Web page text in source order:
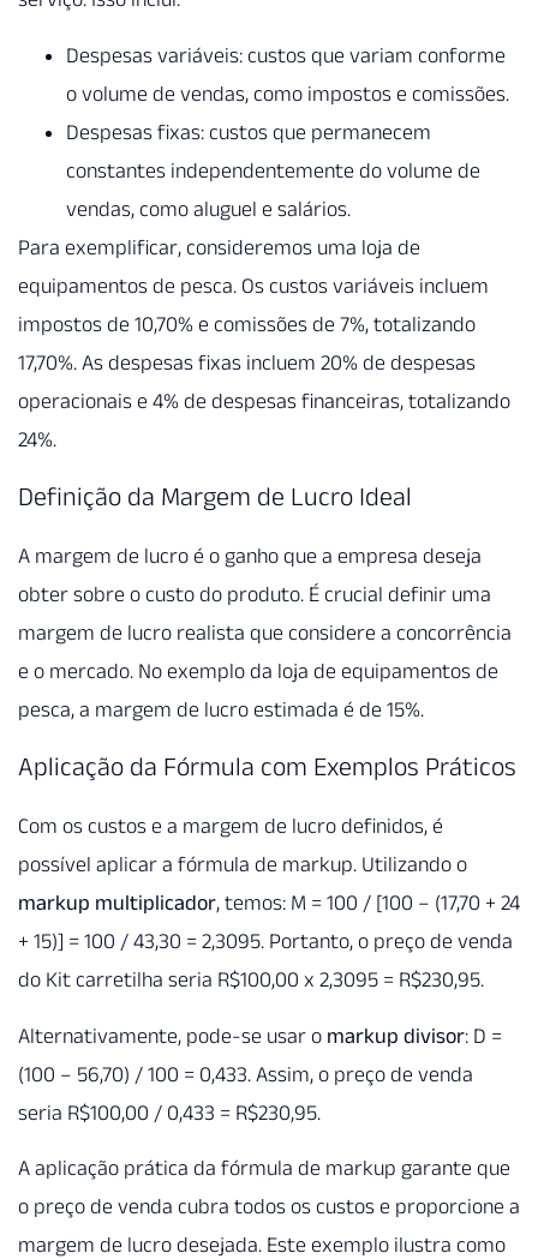
Despesas variáveis: custos que variam conforme
o volume de vendas, como impostos e comissões.
Despesas fixas: custos que permanecem
constantes independentemente do volume de
vendas, como aluguel e salários.
Para exemplificar, consideremos uma loja de
equipamentos de pesca. Os custos variáveis incluem
impostos de 10,70% e comissões de 7%, totalizando
17,70%. As despesas fixas incluem 20% de despesas
operacionais e 4% de despesas financeiras, totalizando
24%.
Definição da Margem de Lucro Ideal
A margem de lucro é o ganho que a empresa deseja
obter sobre o custo do produto. É crucial definir uma
margem de lucro realista que considere a concorrência
e o mercado. No exemplo da loja de equipamentos de
pesca, a margem de lucro estimada é de 15%.
Aplicação da Fórmula com Exemplos Práticos
Com os custos e a margem de lucro definidos, é
possível aplicar a fórmula de markup. Utilizando o
markup multiplicador, temos: M = 100 / [100 – (17,70 + 24
+ 15)] = 100 / 43,30 = 2,3095. Portanto, o preço de venda
do Kit carretilha seria R$100,00 x 2,3095 = R$230,95.
Alternativamente, pode-se usar o markup divisor: D =
(100 – 56,70) / 100 = 0,433. Assim, o preço de venda
seria R$100,00 / 0,433 = R$230,95.
A aplicação prática da fórmula de markup garante que
o preço de venda cubra todos os custos e proporcione a
margem de lucro desejada. Este exemplo ilustra como